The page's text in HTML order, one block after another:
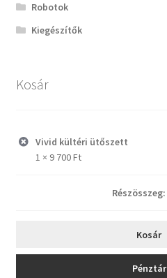
Robotok
Kiegészítők
Kosár
Vivid kültéri ütőszett
1 × 9 700Ft
Részösszeg:
Kosár
Pénztár